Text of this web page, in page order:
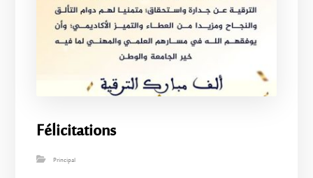
Félicitations
Principal